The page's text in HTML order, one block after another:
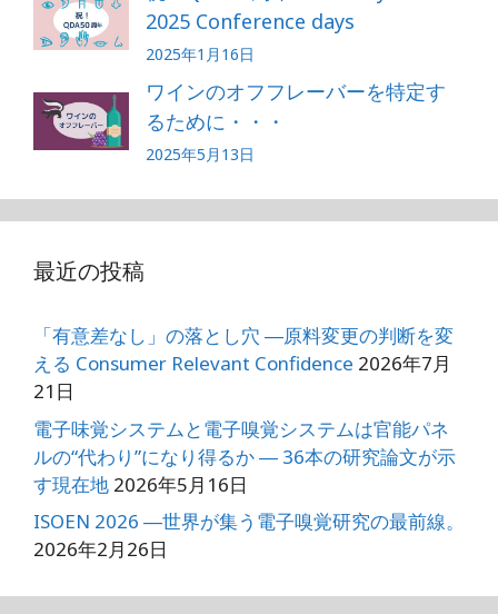
2025 Conference days
2025年1月16日
ワインのオフフレーバーを特定す
るために・・・
2025年5月13日
最近の投稿
「有意差なし」の落とし穴 ―原料変更の判断を変
える Consumer Relevant Confidence 2026年7月
21日
電子味覚システムと電子嗅覚システムは官能パネ
ルの“代わり”になり得るか ― 36本の研究論文が示
す現在地 2026年5月16日
ISOEN 2026 ―世界が集う電子嗅覚研究の最前線。
2026年2月26日